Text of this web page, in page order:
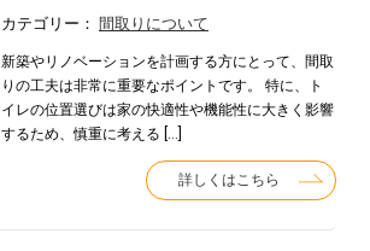
カテゴリー： 間取りについて
新築やリノベーションを計画する方にとって、間取
りの工夫は非常に重要なポイントです。 特に、ト
イレの位置選びは家の快適性や機能性に大きく影響
するため、慎重に考える […]
詳しくはこちら